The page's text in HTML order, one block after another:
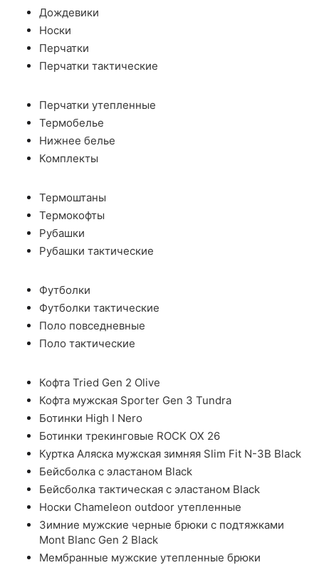
Дождевики
Носки
Перчатки
Перчатки тактические
Перчатки утепленные
Термобелье
Нижнее белье
Комплекты
Термоштаны
Термокофты
Рубашки
Рубашки тактические
Футболки
Футболки тактические
Поло повседневные
Поло тактические
Кофта Tried Gen 2 Olive
Кофта мужская Sporter Gen 3 Tundra
Ботинки High I Nero
Ботинки трекинговые ROCK OX 26
Куртка Аляска мужская зимняя Slim Fit N-3B Black
Бейсболка с эластаном Black
Бейсболка тактическая с эластаном Black
Носки Chameleon outdoor утепленные
Зимние мужские черные брюки с подтяжками
Mont Blanc Gen 2 Black
Мембранные мужские утепленные брюки